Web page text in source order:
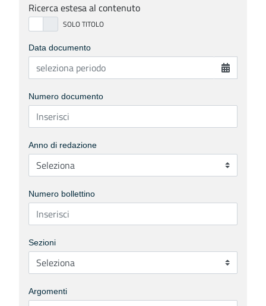
Ricerca estesa al contenuto
Data documento
Numero documento
Anno di redazione
Numero bollettino
Sezioni
Argomenti